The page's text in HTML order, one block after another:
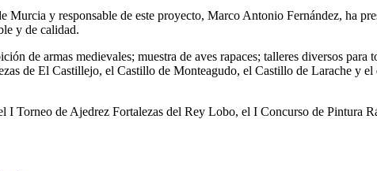
y responsable de este proyecto, Marco Antonio Fernández, ha
y de calidad.
de armas medievales; muestra de aves rapaces; talleres diversos para
de El Castillejo, el Castillo de Monteagudo, el Castillo de Larache y
I Torneo de Ajedrez Fortalezas del Rey Lobo, el I Concurso de Pintura